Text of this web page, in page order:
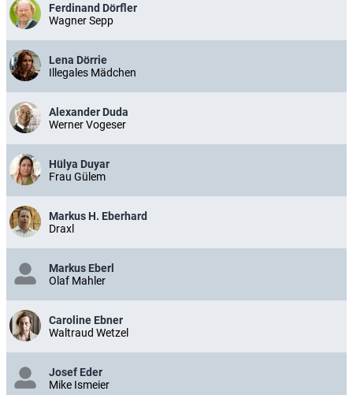
Ferdinand Dörfler
Wagner Sepp
Lena Dörrie
Illegales Mädchen
Alexander Duda
Werner Vogeser
Hülya Duyar
Frau Gülem
Markus H. Eberhard
Draxl
Markus Eberl
Olaf Mahler
Caroline Ebner
Waltraud Wetzel
Josef Eder
Mike Ismeier